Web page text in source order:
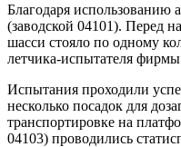
Благодаря использованию
(заводской 04101). Перед
шасси стояло по одному
летчика-испытателя
Испытания проходили
несколько посадок для
транспортировке на
04103) проводились